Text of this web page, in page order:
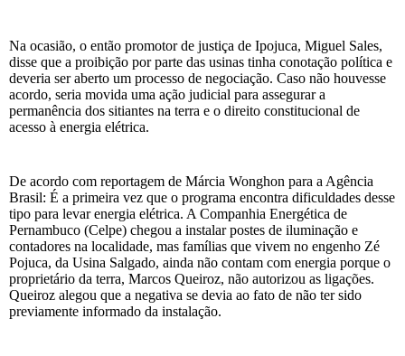
Na ocasião, o então promotor de justiça de Ipojuca, Miguel Sales,
disse que a proibição por parte das usinas tinha conotação política e
deveria ser aberto um processo de negociação. Caso não houvesse
acordo, seria movida uma ação judicial para assegurar a
permanência dos sitiantes na terra e o direito constitucional de
acesso à energia elétrica.
De acordo com reportagem de Márcia Wonghon para a Agência
Brasil: É a primeira vez que o programa encontra dificuldades desse
tipo para levar energia elétrica. A Companhia Energética de
Pernambuco (Celpe) chegou a instalar postes de iluminação e
contadores na localidade, mas famílias que vivem no engenho Zé
Pojuca, da Usina Salgado, ainda não contam com energia porque o
proprietário da terra, Marcos Queiroz, não autorizou as ligações.
Queiroz alegou que a negativa se devia ao fato de não ter sido
previamente informado da instalação.